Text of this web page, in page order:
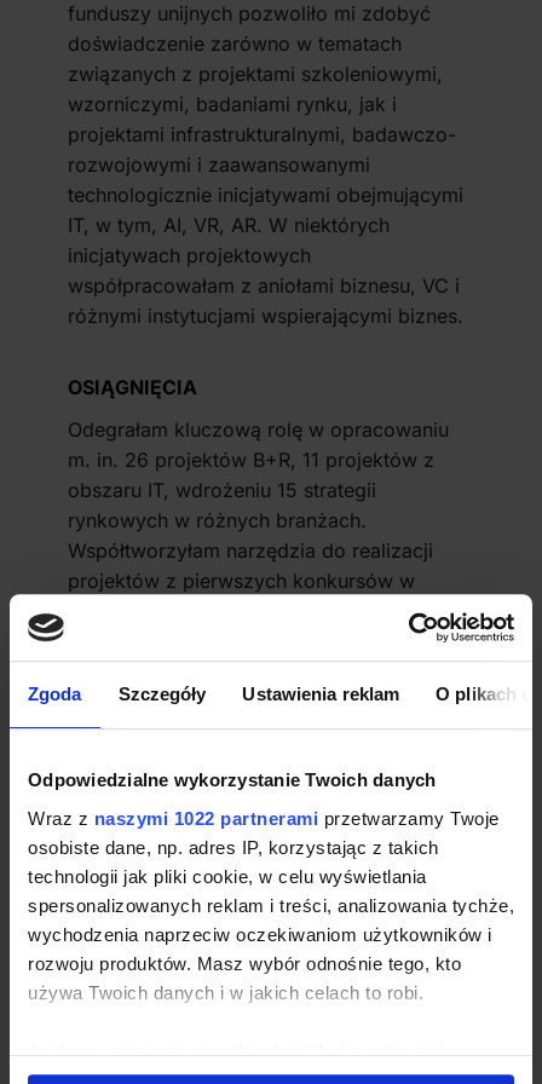
Zgoda Szczegóły Ustawienia reklam O plikach
Odpowiedzialne wykorzystanie Twoich danych
Wraz z naszymi 1022 partnerami przetwarzamy Twoje
osobiste dane, np. adres IP, korzystając z takich
technologii jak pliki cookie, w celu wyświetlania
spersonalizowanych reklam i treści, analizowania tychże,
wychodzenia naprzeciw oczekiwaniom użytkowników i
rozwoju produktów. Masz wybór odnośnie tego, kto
używa Twoich danych i w jakich celach to robi.
Jeśli wyrazisz na to zgodę, chcielibyśmy również:
funduszy unijnych pozwoliło mi zdobyć
doświadczenie zarówno w tematach
związanych z projektami szkoleniowymi,
wzorniczymi, badaniami rynku, jak i
projektami infrastrukturalnymi, badawczo-
rozwojowymi i zaawansowanymi
technologicznie inicjatywami obejmującymi
IT, w tym, AI, VR, AR. W niektórych
inicjatywach projektowych
współpracowałam z aniołami biznesu, VC i
różnymi instytucjami wspierającymi biznes.
OSIĄGNIĘCIA
Odegrałam kluczową rolę w opracowaniu
m. in. 26 projektów B+R, 11 projektów z
obszaru IT, wdrożeniu 15 strategii
rynkowych w różnych branżach.
Współtworzyłam narzędzia do realizacji
projektów z pierwszych konkursów w
działalności profesjonalnej wspierałam
Inteligentnych Specjalizacji i pierwsze
inicjatywy na cele wdrażania tzw. Zielonych